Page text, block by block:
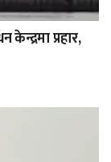
केन्द्रमा प्रहार,